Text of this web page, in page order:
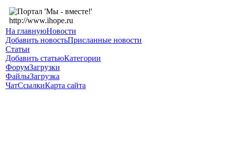
На главнуюНовости
Добавить новостьПрисланные новости
Статьи
Добавить статьюКатегории
ФорумЗагрузки
ФайлыЗагрузка
ЧатСсылкиКарта сайта